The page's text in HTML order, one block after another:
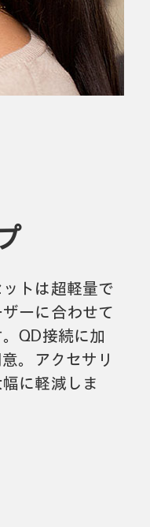
トは超軽量で
ーに合わせて
QD接続に加
。アクセサリ
に軽減しま